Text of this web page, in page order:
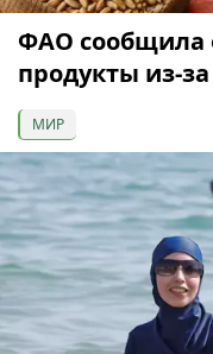
ФАО сообщила
продукты из-
МИР